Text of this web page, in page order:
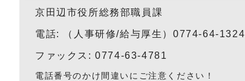
京田辺市役所総務部職員課
電話: （人事研修/給与厚生）0774-64-1324
ファックス: 0774-63-4781
電話番号のかけ間違いにご注意ください！